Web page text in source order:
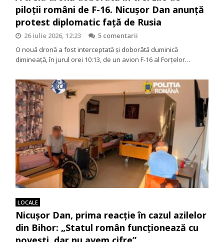
piloții români de F-16. Nicușor Dan anunță
protest diplomatic față de Rusia
26 iulie 2026, 12:23
5 comentarii
O nouă dronă a fost interceptată și doborâtă duminică
dimineață, în jurul orei 10:13, de un avion F-16 al Forțelor…
LOCALE
Nicușor Dan, prima reacție în cazul azilelor
din Bihor: „Statul român funcționează cu